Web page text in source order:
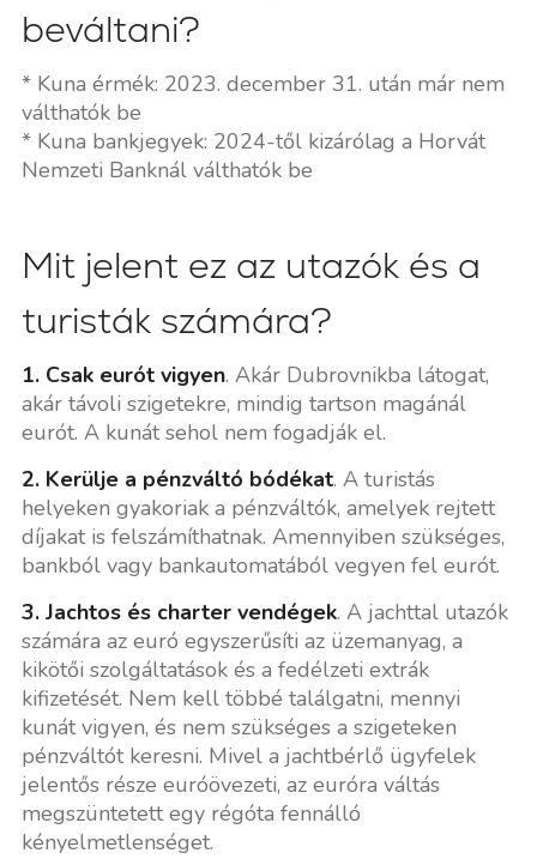
beváltani?
* Kuna érmék: 2023. december 31. után már nem
válthatók be
* Kuna bankjegyek: 2024-től kizárólag a Horvát
Nemzeti Banknál válthatók be
Mit jelent ez az utazók és a
turisták számára?
1. Csak eurót vigyen. Akár Dubrovnikba látogat,
akár távoli szigetekre, mindig tartson magánál
eurót. A kunát sehol nem fogadják el.
2. Kerülje a pénzváltó bódékat. A turistás
helyeken gyakoriak a pénzváltók, amelyek rejtett
díjakat is felszámíthatnak. Amennyiben szükséges,
bankból vagy bankautomatából vegyen fel eurót.
3. Jachtos és charter vendégek. A jachttal utazók
számára az euró egyszerűsíti az üzemanyag, a
kikötői szolgáltatások és a fedélzeti extrák
kifizetését. Nem kell többé találgatni, mennyi
kunát vigyen, és nem szükséges a szigeteken
pénzváltót keresni. Mivel a jachtbérlő ügyfelek
jelentős része euróövezeti, az euróra váltás
megszüntetett egy régóta fennálló
kényelmetlenséget.